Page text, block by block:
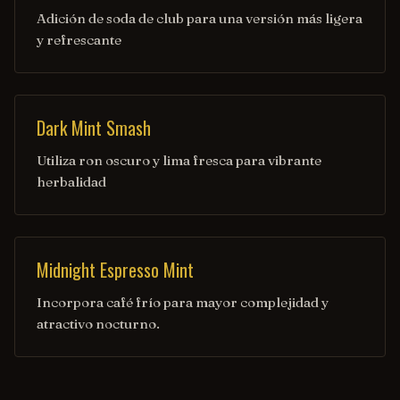
Adición de soda de club para una versión más ligera
y refrescante
Dark Mint Smash
Utiliza ron oscuro y lima fresca para vibrante
herbalidad
Midnight Espresso Mint
Incorpora café frío para mayor complejidad y
atractivo nocturno.